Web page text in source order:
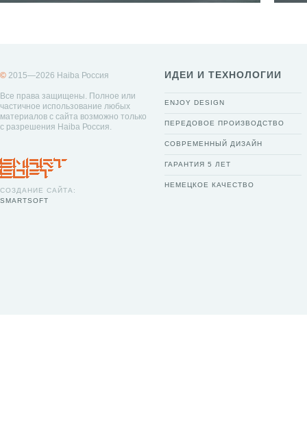
© 2015—2026 Haiba Россия
Все права защищены. Полное или
частичное использование любых
материалов с сайта возможно только
с разрешения Haiba Россия.
СОЗДАНИЕ САЙТА:
SMARTSOFT
ИДЕИ И ТЕХНОЛОГИИ
ENJOY DESIGN
ПЕРЕДОВОЕ ПРОИЗВОДСТВО
СОВРЕМЕННЫЙ ДИЗАЙН
ГАРАНТИЯ 5 ЛЕТ
НЕМЕЦКОЕ КАЧЕСТВО